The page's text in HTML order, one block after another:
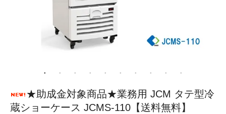
★助成金対象商品★業務用 JCM タテ型冷
蔵ショーケース JCMS-110【送料無料】